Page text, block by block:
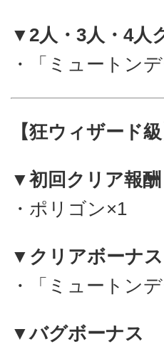
▼2人・3人・4人
・「ミュートン
【狂ウィザード級
▼初回クリア報酬
・ポリゴン×1
▼クリアボーナス
・「ミュートン
▼バグボーナス